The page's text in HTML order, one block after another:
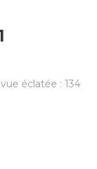
éclatée : 134